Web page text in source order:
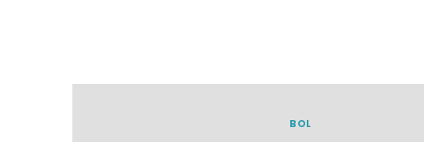
BOL